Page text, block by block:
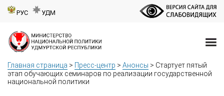
РУС УДМ
Главная страница > Пресс-центр > Анонсы > Стартует пятый
этап обучающих семинаров по реализации государственной
национальной политики